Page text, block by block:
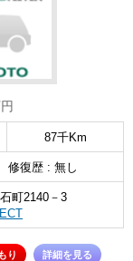
87千Km
修復歴 : 無し
町2140－3
り 詳細を見る